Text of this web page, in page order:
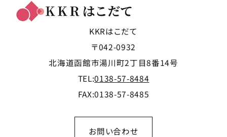
KKRはこだて
〒042-0932
北海道函館市湯川町2丁目8番14号
TEL:0138-57-8484
FAX:0138-57-8485
お問い合わせ